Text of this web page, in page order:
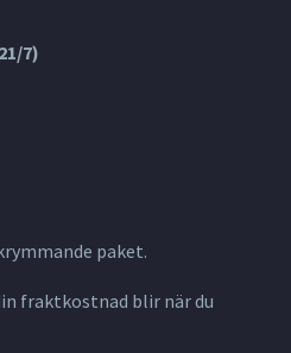
7)
paket.
fraktkostnad blir när du